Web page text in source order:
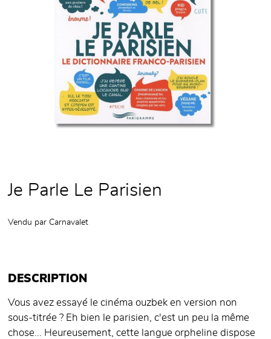
Je Parle Le Parisien
Vendu par Carnavalet
DESCRIPTION
Vous avez essayé le cinéma ouzbek en version non
sous-titrée ? Eh bien le parisien, c'est un peu la même
chose... Heureusement, cette langue orpheline dispose